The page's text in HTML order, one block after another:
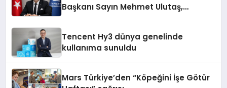
Başkanı Sayın Mehmet Ulutaş,
Tencent Hy3 dünya genelinde
kullanıma sunuldu
Mars Türkiye’den “Köpeğini İşe Götür